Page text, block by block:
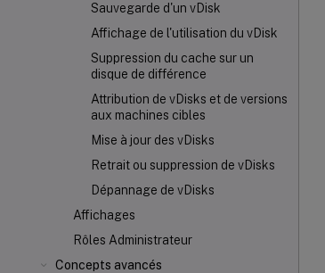
Sauvegarde d'un vDisk
Affichage de l'utilisation du vDisk
Suppression du cache sur un
disque de différence
Attribution de vDisks et de versions
aux machines cibles
Mise à jour des vDisks
Retrait ou suppression de vDisks
Dépannage de vDisks
Affichages
Rôles Administrateur
Concepts avancés